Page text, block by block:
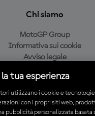
Chi siamo
MotoGP Group
Informativa sui cookie
Avviso legale
Condizioni di acquisto
la tua esperienza
utilizzano i cookie e
con i propri siti web,
pubblicità personalizzata basata